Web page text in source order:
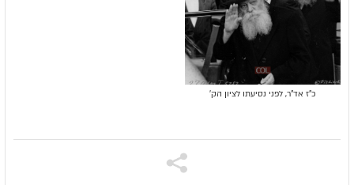
כ"ז אד"ר, לפני נסיעתו לציון הק'